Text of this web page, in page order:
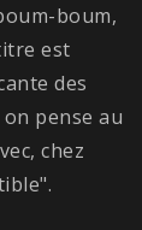
boum,
est
des
pense au
chez